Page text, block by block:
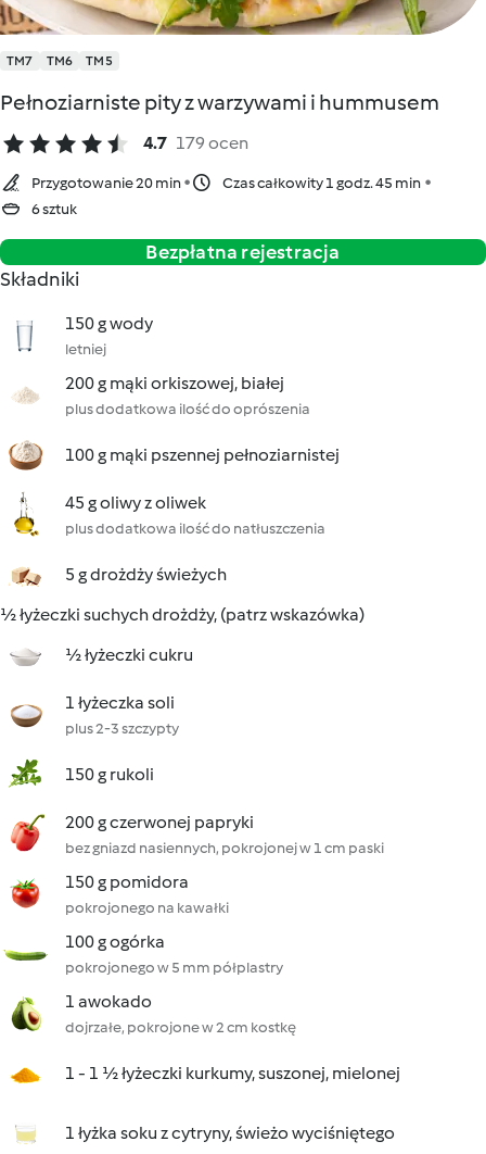
TM7 TM6 TM5
Pełnoziarniste pity z warzywami i hummusem
4.7 179 ocen
Przygotowanie 20 min
Czas całkowity 1 godz. 45 min
6 sztuk
Bezpłatna rejestracja
Składniki
150 g wody
letniej
200 g mąki orkiszowej, białej
plus dodatkowa ilość do oprószenia
100 g mąki pszennej pełnoziarnistej
45 g oliwy z oliwek
plus dodatkowa ilość do natłuszczenia
5 g drożdży świeżych
½ łyżeczki suchych drożdży, (patrz wskazówka)
½ łyżeczki cukru
1 łyżeczka soli
plus 2-3 szczypty
150 g rukoli
200 g czerwonej papryki
bez gniazd nasiennych, pokrojonej w 1 cm paski
150 g pomidora
pokrojonego na kawałki
100 g ogórka
pokrojonego w 5 mm półplastry
1 awokado
dojrzałe, pokrojone w 2 cm kostkę
1 - 1 ½ łyżeczki kurkumy, suszonej, mielonej
1 łyżka soku z cytryny, świeżo wyciśniętego